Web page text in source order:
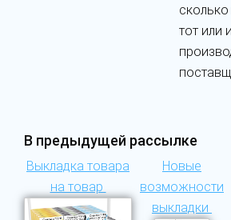
тот или
В предыдущей рассылке
Выкладка товара
на товар
Новые
возможности
выкладки